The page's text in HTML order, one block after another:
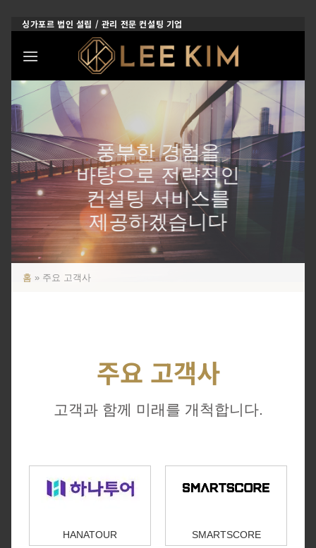
Skip
content
싱가포르 법인 설립 / 관리 전문 컨설팅 기업
풍부한 경험을
바탕으로 전략적인
컨설팅 서비스를
제공하겠습니다
홈 » 주요 고객사
주요 고객사
고객과 함께 미래를 개척합니다.
HANATOUR SMARTSCORE